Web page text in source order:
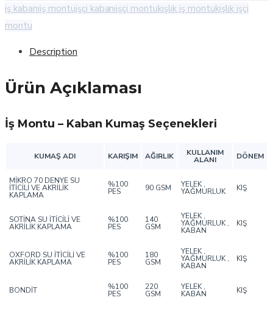
iş kabanıiş montuişçi kabanıişçi montukışlık iş montukışlık işçi
montu
Description
Ürün Açıklaması
İş Montu – Kaban Kumaş Seçenekleri
KUMAŞ ADI KARIŞIM AĞIRLIK KULLANIM
ALANI DÖNEM
MİKRO 70 DENYE SU
İTİCİLİ VE AKRİLİK
KAPLAMA
%100
PES 90 GSM YELEK ,
YAĞMURLUK KIŞ
SOTİNA SU İTİCİLİ VE
AKRİLİK KAPLAMA
%100
PES
140
GSM
YELEK ,
YAĞMURLUK ,
KABAN
KIŞ
OXFORD SU İTİCİLİ VE
AKRİLİK KAPLAMA
%100
PES
180
GSM
YELEK ,
YAĞMURLUK ,
KABAN
KIŞ
BONDİT %100
PES
220
GSM
YELEK ,
KABAN KIŞ